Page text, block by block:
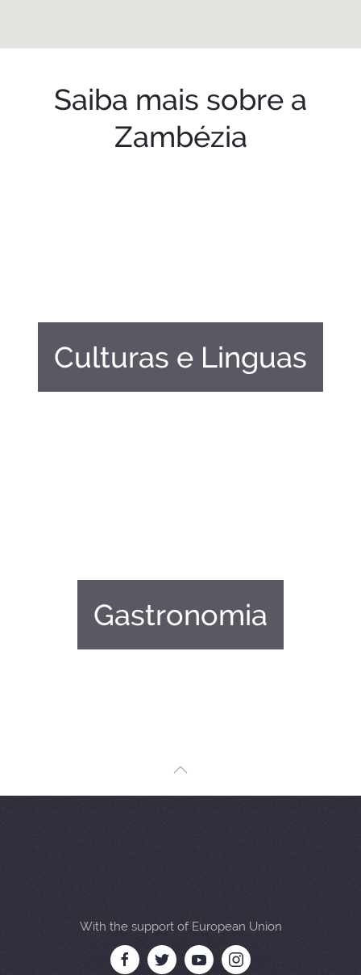
Saiba mais sobre a
Zambézia
Culturas e Linguas
Gastronomia
With the support of European Union